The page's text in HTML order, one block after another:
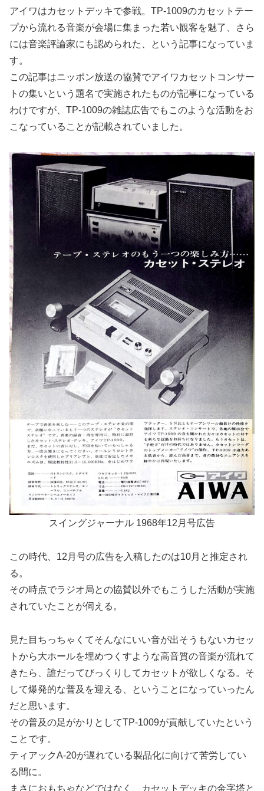
アイワはカセットデッキで参戦。TP-1009のカセットテー
プから流れる音楽が会場に集まった若い観客を魅了、さら
には音楽評論家にも認められた、という記事になっていま
す。
この記事はニッポン放送の協賛でアイワカセットコンサー
トの集いという題名で実施されたものが記事になっている
わけですが、TP-1009の雑誌広告でもこのような活動をお
こなっていることが記載されていました。
スイングジャーナル 1968年12月号広告
この時代、12月号の広告を入稿したのは10月と推定され
る。
その時点でラジオ局との協賛以外でもこうした活動が実施
されていたことが伺える。
見た目ちっちゃくてそんなにいい音が出そうもないカセッ
トから大ホールを埋めつくすような高音質の音楽が流れて
きたら、誰だってびっくりしてカセットが欲しくなる。そ
して爆発的な普及を迎える、ということになっていったん
だと思います。
その普及の足がかりとしてTP-1009が貢献していたという
ことです。
ティアックA-20が遅れている製品化に向けて苦労してい
る間に。
まさにおもちゃなどではなく、カセットデッキの金字塔と